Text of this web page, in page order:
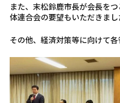
また、末松鈴鹿市長が会長を
体連合会の要望もいただきまし
その他、経済対策等に向けて各